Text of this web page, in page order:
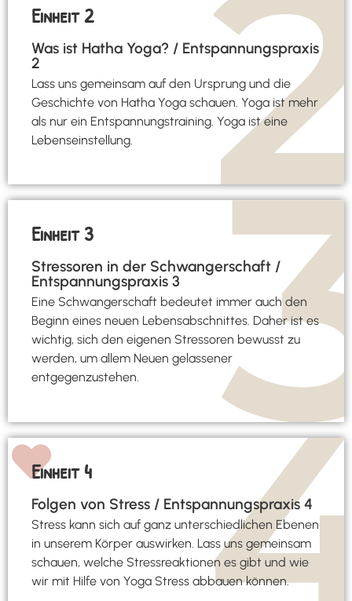
Einheit 2
Was ist Hatha Yoga? / Entspannungspraxis
2
Lass uns gemeinsam auf den Ursprung und die
Geschichte von Hatha Yoga schauen. Yoga ist mehr
als nur ein Entspannungstraining. Yoga ist eine
Lebenseinstellung.
Einheit 3
Stressoren in der Schwangerschaft /
Entspannungspraxis 3
Eine Schwangerschaft bedeutet immer auch den
Beginn eines neuen Lebensabschnittes. Daher ist es
wichtig, sich den eigenen Stressoren bewusst zu
werden, um allem Neuen gelassener
entgegenzustehen.
Einheit 4
Folgen von Stress / Entspannungspraxis 4
Stress kann sich auf ganz unterschiedlichen Ebenen
in unserem Körper auswirken. Lass uns gemeinsam
schauen, welche Stressreaktionen es gibt und wie
wir mit Hilfe von Yoga Stress abbauen können.